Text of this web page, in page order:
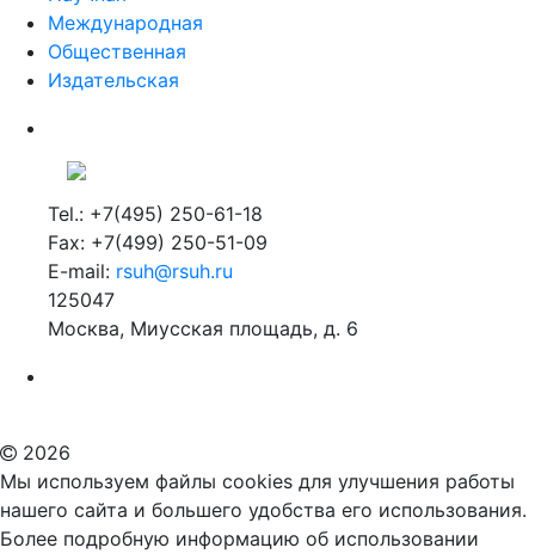
Международная
Общественная
Издательская
Tel.: +7(495) 250-61-18
Fax: +7(499) 250-51-09
E-mail: rsuh@rsuh.ru
125047
Москва, Миусская площадь, д. 6
2026
Мы используем файлы cookies для улучшения работы
нашего сайта и большего удобства его использования.
Более подробную информацию об использовании